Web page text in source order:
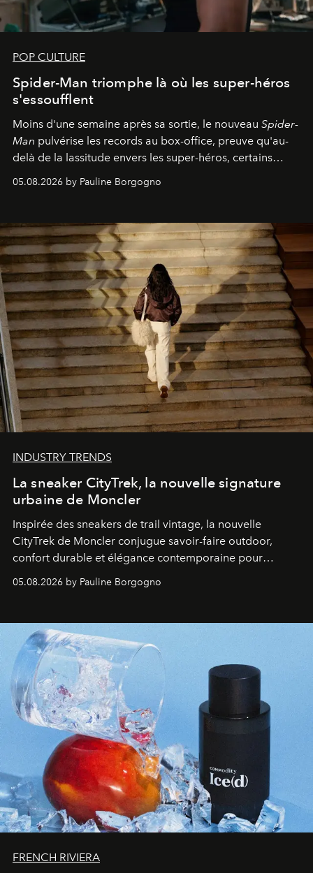
POP CULTURE
Spider-Man triomphe là où les super-héros
s'essoufflent
Moins d'une semaine après sa sortie, le nouveau Spider-
Man pulvérise les records au box-office, preuve qu'au-
delà de la lassitude envers les super-héros, certains
05.08.2026 by Pauline Borgogno
INDUSTRY TRENDS
La sneaker CityTrek, la nouvelle signature
urbaine de Moncler
Inspirée des sneakers de trail vintage, la nouvelle
CityTrek de Moncler conjugue savoir-faire outdoor,
confort durable et élégance contemporaine pour
05.08.2026 by Pauline Borgogno
FRENCH RIVIERA